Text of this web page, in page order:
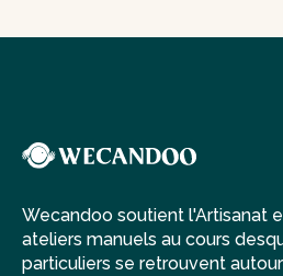
Wecandoo soutient l'Artisanat
ateliers manuels au cours
particuliers se retrouvent